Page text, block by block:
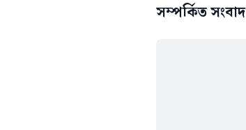
সম্পর্কিত সংবাদ